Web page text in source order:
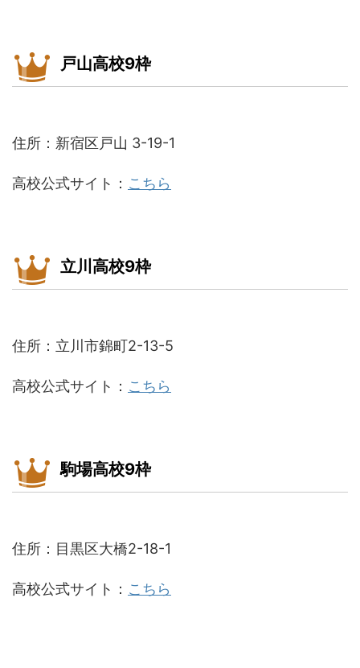
戸山高校9枠
住所：新宿区戸山 3-19-1
高校公式サイト： こちら
立川高校9枠
住所：立川市錦町2-13-5
高校公式サイト： こちら
駒場高校9枠
住所：目黒区大橋2-18-1
高校公式サイト： こちら